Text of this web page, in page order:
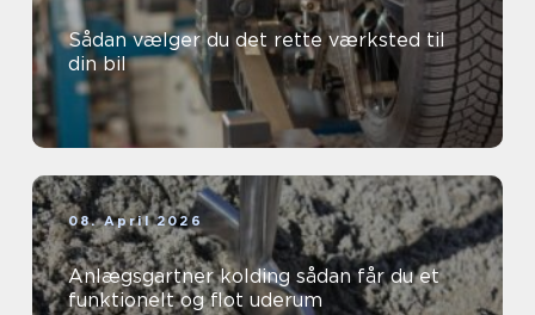
Sådan vælger du det rette værksted til
din bil
08. April 2026
Anlægsgartner kolding sådan får du et
funktionelt og flot uderum